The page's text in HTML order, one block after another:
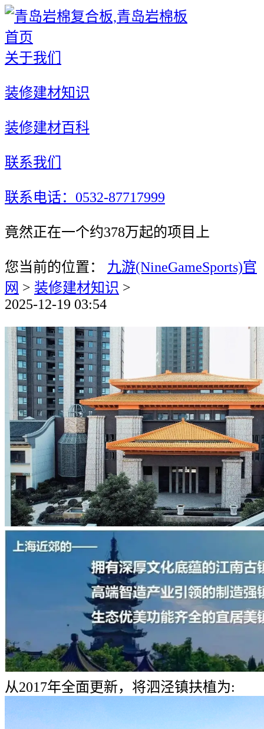
首页
关于我们
装修建材知识
装修建材百科
联系我们
联系电话：0532-87717999
竟然正在一个约378万起的项目上
您当前的位置： 九游(NineGameSports)官
网 > 装修建材知识 >
2025-12-19 03:54
从2017年全面更新，将泗泾镇扶植为: